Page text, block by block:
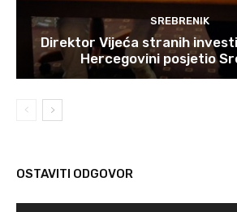
SREBRENIK
Direktor Vijeća stranih
Hercegovini posjetio
OSTAVITI ODGOVOR